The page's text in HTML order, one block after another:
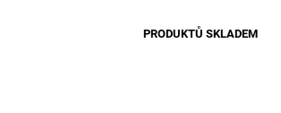
PRODUKTŮ SKLADEM